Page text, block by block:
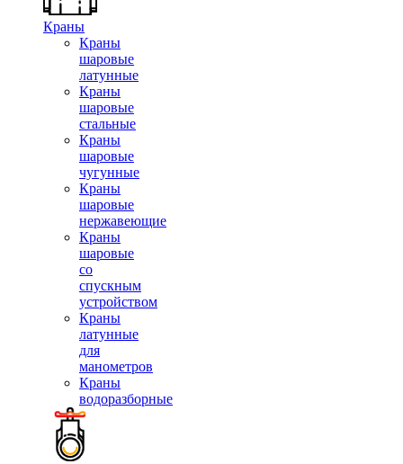
Краны
Краны
шаровые
латунные
Краны
шаровые
стальные
Краны
шаровые
чугунные
Краны
шаровые
нержавеющие
Краны
шаровые
со
спускным
устройством
Краны
латунные
для
манометров
Краны
водоразборные